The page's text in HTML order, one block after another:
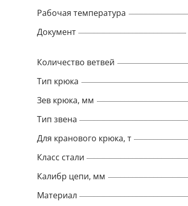
Рабочая температура
Документ
Количество ветвей
Тип крюка
Зев крюка, мм
Тип звена
Для кранового крюка, т
Класс стали
Калибр цепи, мм
Материал